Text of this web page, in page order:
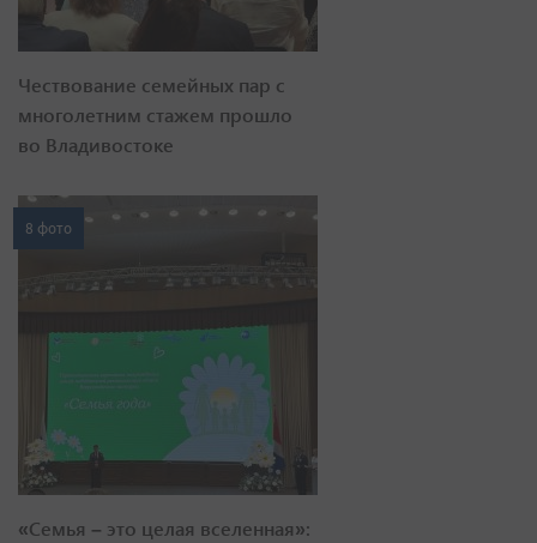
Чествование семейных пар с
многолетним стажем прошло
во Владивостоке
8 фото
«Семья – это целая вселенная»: